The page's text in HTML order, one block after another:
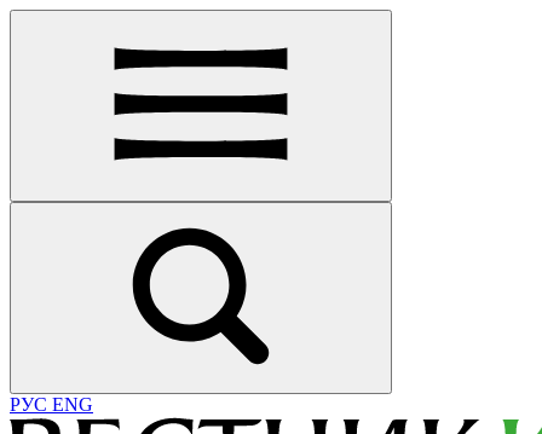
РУС ENG